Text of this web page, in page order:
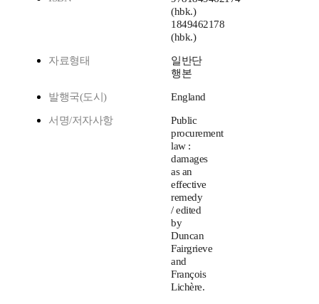
(hbk.)
1849462178
(hbk.)
자료형태
일반단
행본
발행국(도시) England
서명/저자사항
Public
procurement
law :
damages
as an
effective
remedy
/ edited
by
Duncan
Fairgrieve
and
François
Lichère.